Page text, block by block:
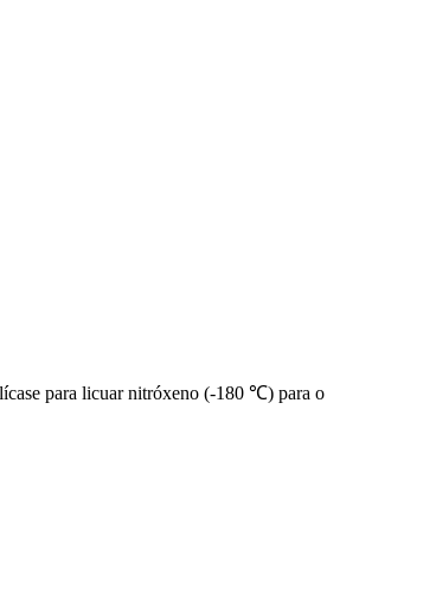
para licuar nitróxeno (-180 ℃) para o